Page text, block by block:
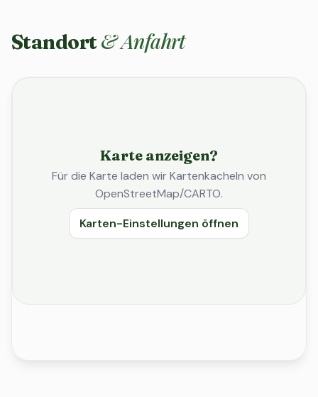
Standort & Anfahrt
Karte anzeigen?
Für die Karte laden wir Kartenkacheln von
OpenStreetMap/CARTO.
Karten-Einstellungen öffnen